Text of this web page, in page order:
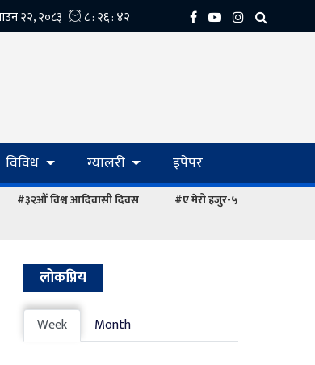
विविध ग्यालरी इपेपर
#३२औं विश्व आदिवासी दिवस
#ए मेरो हजुर-५
लोकप्रिय
Week Month